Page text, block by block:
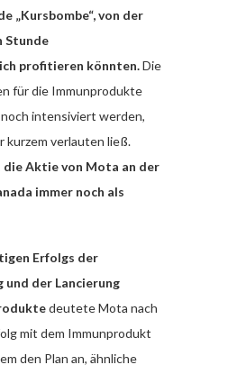
„Kursbombe“, von der
Stunde
profitieren könnten.Die
für die Immunprodukte
intensiviert werden,
kurzem verlauten ließ.
Aktie von Mota an der
immer noch als
Erfolgs der
der Lancierung
deutete Mota nach
mit dem Immunprodukt
den Plan an, ähnliche